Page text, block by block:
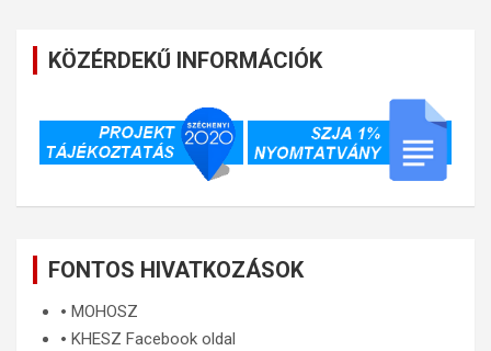
KÖZÉRDEKŰ INFORMÁCIÓK
FONTOS HIVATKOZÁSOK
🞄 MOHOSZ
🞄 KHESZ Facebook oldal